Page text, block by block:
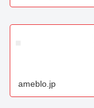
ameblo.jp